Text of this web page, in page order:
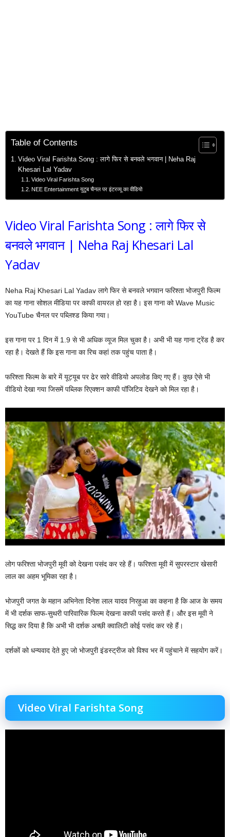
Table of Contents
Video Viral Farishta Song : लागे फिर से बनवले भगवान | Neha Raj
Khesari Lal Yadav
Video Viral Farishta Song
NEE Entertainment युटुब चैनल पर इंटरव्यू का वीडियो
Video Viral Farishta Song : लागे फिर से
बनवले भगवान | Neha Raj Khesari Lal
Yadav
Neha Raj Khesari Lal Yadav लागे फिर से बनवले भगवान फरिश्ता भोजपुरी फिल्म
का यह गाना सोशल मीडिया पर काफी वायरल हो रहा है। इस गाना को Wave Music
YouTube चैनल पर पब्लिश्ड किया गया।
इस गाना पर 1 दिन में 1.9 से भी अधिक व्यूज मिल चुका है। अभी भी यह गाना ट्रेंड है कर
रहा है। देखते हैं कि इस गाना का रिच कहां तक पहुंच पाता है।
फरिश्ता फिल्म के बारे में यूट्यूब पर ढेर सारे वीडियो अपलोड किए गए हैं। कुछ ऐसे भी
वीडियो देखा गया जिसमें पब्लिक रिएक्शन काफी पॉजिटिव देखने को मिल रहा है।
लोग फरिश्ता भोजपुरी मूवी को देखना पसंद कर रहे हैं। फरिश्ता मूवी में सुपरस्टार खेसारी
लाल का अहम भूमिका रहा है।
भोजपुरी जगत के महान अभिनेता दिनेश लाल यादव निरहुआ का कहना है कि आज के समय
में भी दर्शक साफ-सुथरी पारिवारिक फिल्म देखना काफी पसंद करते हैं। और इस मूवी ने
सिद्ध कर दिया है कि अभी भी दर्शक अच्छी क्वालिटी कोई पसंद कर रहे हैं।
दर्शकों को धन्यवाद देते हुए जो भोजपुरी इंडस्ट्रीज को विश्व भर में पहुंचाने में सहयोग करें।
Video Viral Farishta Song